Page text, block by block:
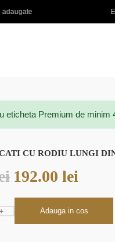
5% CARD PREMIUM
eticheta Premium de minim
CU RODIU LUNGI
192.00 lei
Adauga in cos